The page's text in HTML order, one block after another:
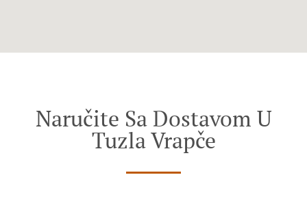
Naručite Sa Dostavom U
Tuzla Vrapče